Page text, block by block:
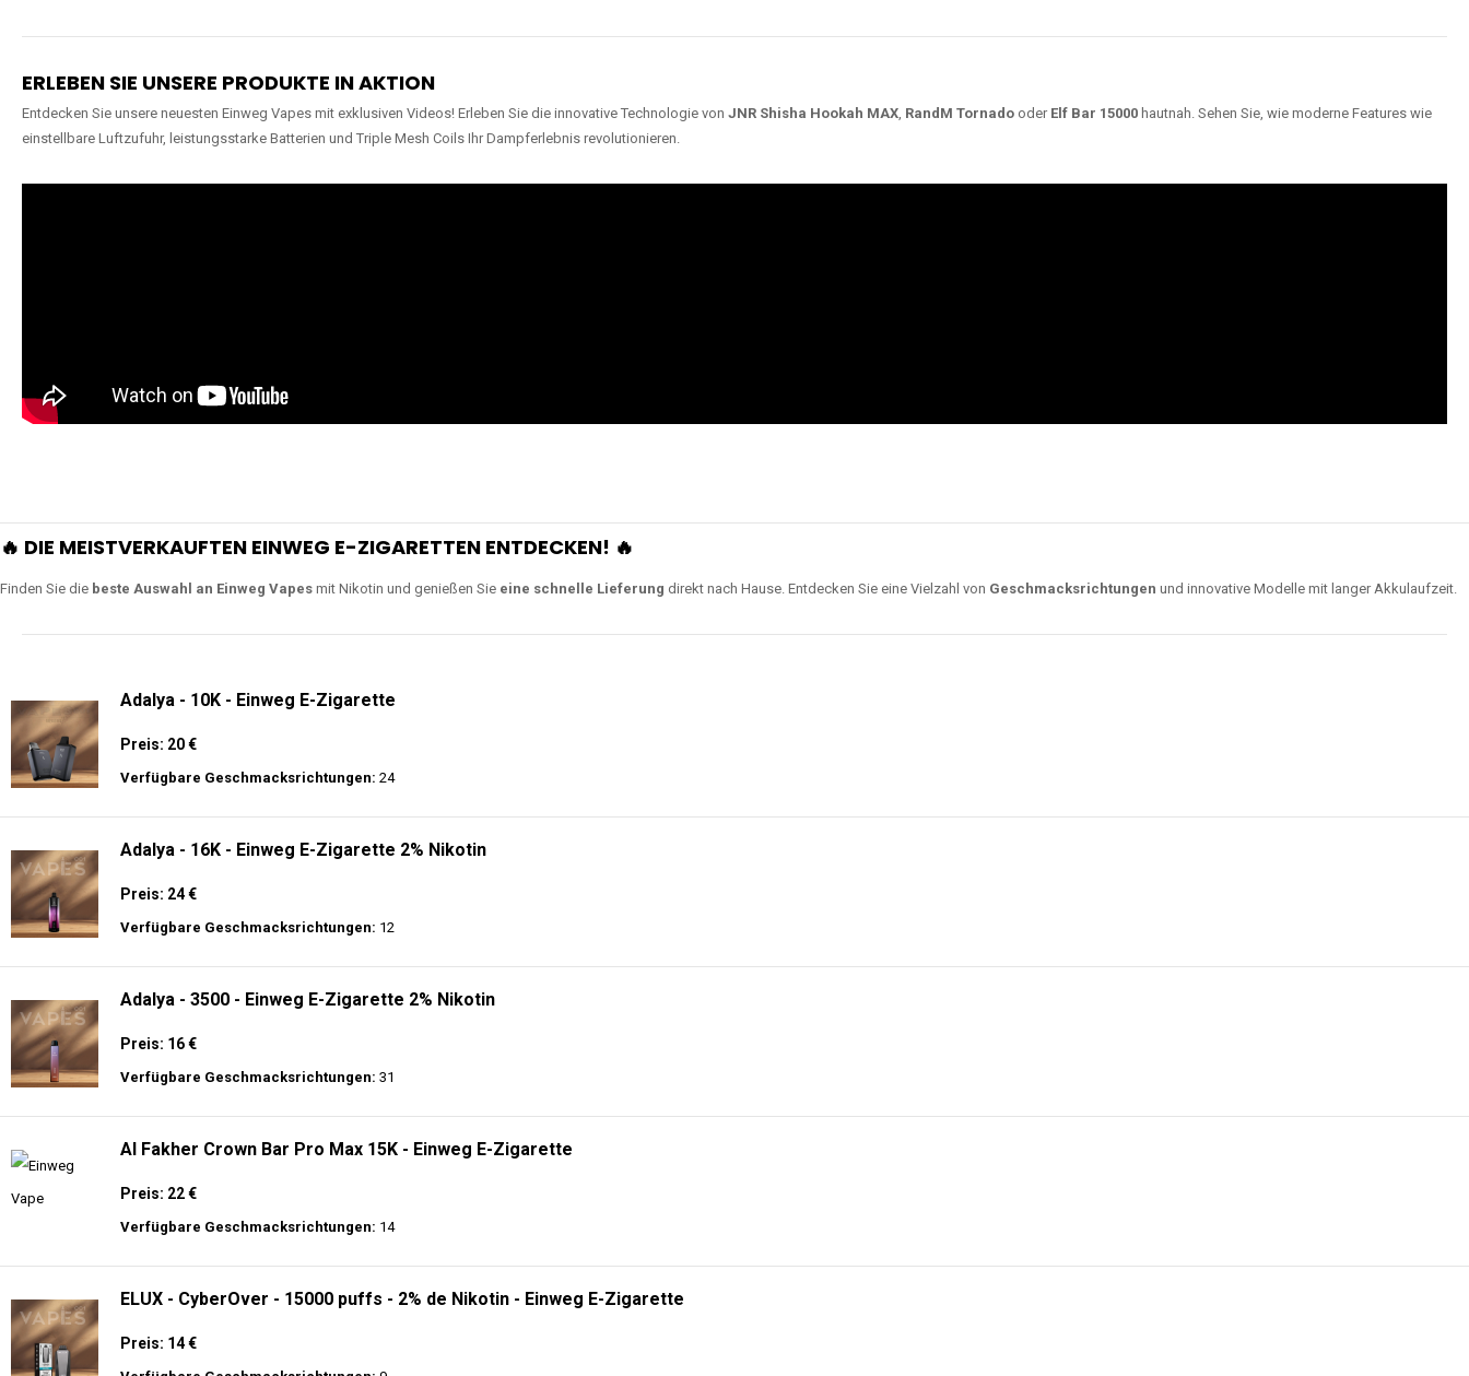
ERLEBEN SIE UNSERE PRODUKTE IN AKTION
Entdecken Sie unsere neuesten Einweg Vapes mit exklusiven Videos! Erleben Sie die innovative Technologie von JNR Shisha Hookah MAX, RandM Tornado oder Elf Bar 15000 hautnah. Sehen Sie, wie moderne Features wie
einstellbare Luftzufuhr, leistungsstarke Batterien und Triple Mesh Coils Ihr Dampferlebnis revolutionieren.
🔥 DIE MEISTVERKAUFTEN EINWEG E-ZIGARETTEN ENTDECKEN! 🔥
Finden Sie die beste Auswahl an Einweg Vapes mit Nikotin und genießen Sie eine schnelle Lieferung direkt nach Hause. Entdecken Sie eine Vielzahl von Geschmacksrichtungen und innovative Modelle mit langer Akkulaufzeit.
Adalya - 10K - Einweg E-Zigarette
Preis: 20 €
Verfügbare Geschmacksrichtungen: 24
Adalya - 16K - Einweg E-Zigarette 2% Nikotin
Preis: 24 €
Verfügbare Geschmacksrichtungen: 12
Adalya - 3500 - Einweg E-Zigarette 2% Nikotin
Preis: 16 €
Verfügbare Geschmacksrichtungen: 31
Al Fakher Crown Bar Pro Max 15K - Einweg E-Zigarette
Preis: 22 €
Verfügbare Geschmacksrichtungen: 14
ELUX - CyberOver - 15000 puffs - 2% de Nikotin - Einweg E-Zigarette
Preis: 14 €